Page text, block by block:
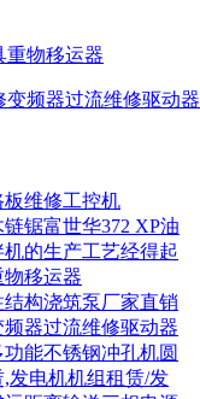
重物移运器
变频器过流维修驱动器
维修工控机
锯富世华372 XP油
的生产工艺经得起
移运器
构浇筑泵厂家直销
器过流维修驱动器
能不锈钢冲孔机圆
,发电机机组租赁/发